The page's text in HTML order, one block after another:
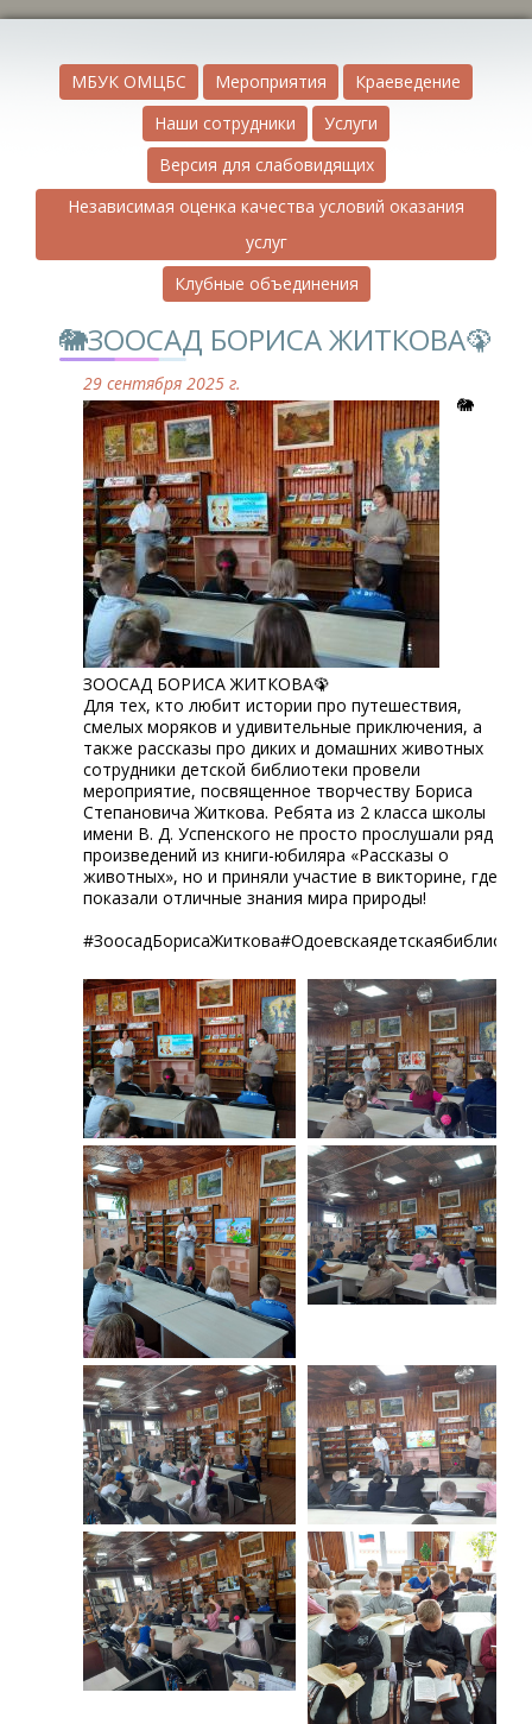
МБУК ОМЦБС Мероприятия
Краеведение
Наши сотрудники
Услуги
Версия для слабовидящих
Независимая оценка качества условий оказания
услуг
Клубные объединения
🐘ЗООСАД БОРИСА ЖИТКОВА🦚
29 сентября 2025 г.
🐘
ЗООСАД БОРИСА ЖИТКОВА🦚
Для тех, кто любит истории про путешествия,
смелых моряков и удивительные приключения, а
также рассказы про диких и домашних животных
сотрудники детской библиотеки провели
мероприятие, посвященное творчеству Бориса
Степановича Житкова. Ребята из 2 класса школы
имени В. Д. Успенского не просто прослушали ряд
произведений из книги-юбиляра «Рассказы о
животных», но и приняли участие в викторине, где
показали отличные знания мира природы!